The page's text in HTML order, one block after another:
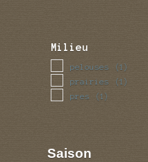
Milieu
pelouses (1)
prairies (1)
pres (1)
Saison